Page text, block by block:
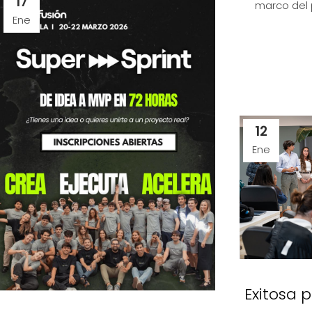
marco del
Ene
12
Ene
Exitosa